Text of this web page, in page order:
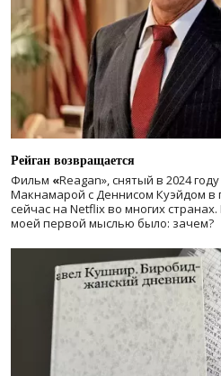
Рейган возвращается
Фильм «Reagan», снятый в 2024 году
Макнамарой с Деннисом Куэйдом в
сейчас на Netflix во многих
моей первой мыслью было: зачем?